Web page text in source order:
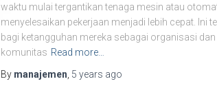
waktu mulai tergantikan tenaga mesin atau
menyelesaikan pekerjaan menjadi lebih cepat. Ini
bagi ketangguhan mereka sebagai organisasi
komunitas Read more…
By manajemen 5 years ago